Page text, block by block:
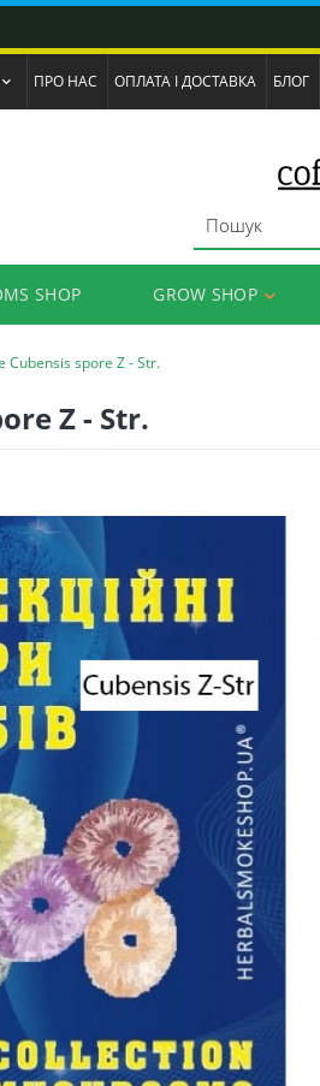
ПРО НАС ОПЛАТА І ДОСТАВКА БЛОГ
SHOP GROW SHOP
Cubensis spore Z - Str.
Z - Str.